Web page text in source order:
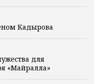
Кадырова
для
«Майралла»